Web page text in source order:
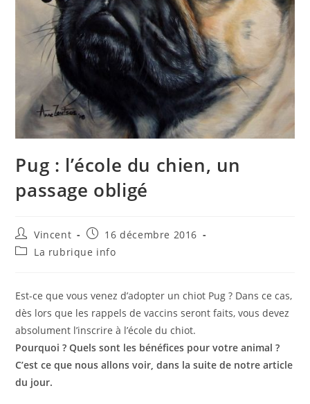
Pug : l’école du chien, un
passage obligé
Auteur/autrice
de
Vincent
Publication
publiée :
16 décembre 2016
PostLa rubrique info
Est-ce que vous venez d’adopter un chiot Pug ? Dans ce cas,
dès lors que les rappels de vaccins seront faits, vous devez
absolument l’inscrire à l’école du chiot.
Pourquoi ? Quels sont les bénéfices pour votre animal ?
C’est ce que nous allons voir, dans la suite de notre article
du jour.